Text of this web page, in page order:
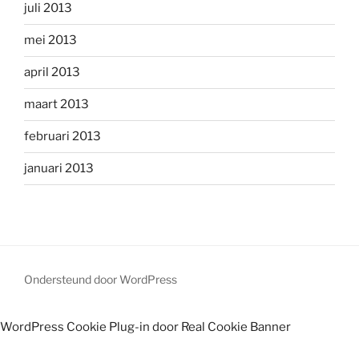
juli 2013
mei 2013
april 2013
maart 2013
februari 2013
januari 2013
Ondersteund door WordPress
WordPress Cookie Plug-in door Real Cookie Banner